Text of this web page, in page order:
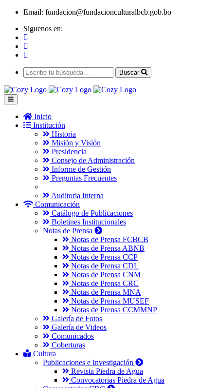
Email: fundacion@fundacionculturalbcb.gob.bo
Siguenos en:
Buscar
Inicio
Institución
Historia
Misión y Visión
Presidencia
Consejo de Administración
Informe de Gestión
Preguntas Frecuentes
Auditoria Interna
Comunicación
Catálogo de Publicaciones
Boletines Institucionales
Notas de Prensa
Notas de Prensa FCBCB
Notas de Prensa ABNB
Notas de Prensa CCP
Notas de Prensa CDL
Notas de Prensa CNM
Notas de Prensa CRC
Notas de Prensa MNA
Notas de Prensa MUSEF
Notas de Prensa CCMMNP
Galería de Fotos
Galería de Videos
Comunicados
Coberturas
Cultura
Publicaciones e Investigación
Revista Piedra de Agua
Convocatorias Piedra de Agua